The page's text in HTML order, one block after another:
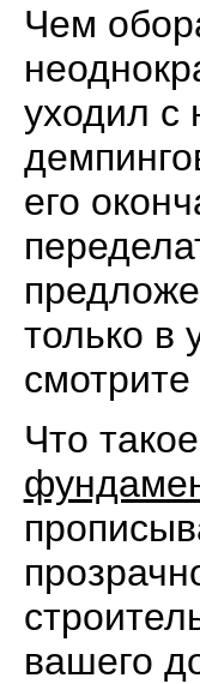
Чем
уходил с
его
только в
Что
вашего